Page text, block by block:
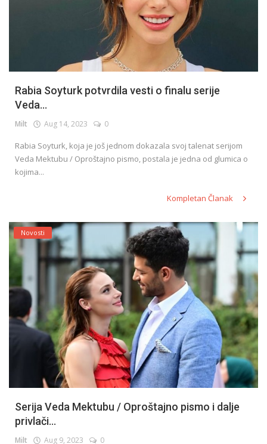
Rabia Soyturk potvrdila vesti o finalu serije
Veda...
Milt Aug 14, 2023 0
Rabia Soyturk, koja je još jednom dokazala svoj talenat serijom
Veda Mektubu / Oproštajno pismo, postala je jedna od glumica o
kojima...
Kompletan Članak
Novosti
Serija Veda Mektubu / Oproštajno pismo i dalje
privlači...
Milt Aug 9, 2023 0